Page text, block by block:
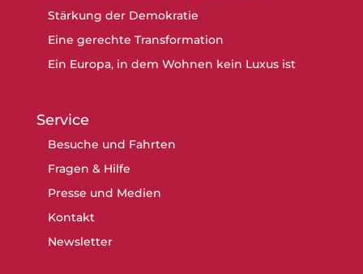
Stärkung der Demokratie
Eine gerechte Transformation
Ein Europa, in dem Wohnen kein Luxus ist
Service
Besuche und Fahrten
Fragen & Hilfe
Presse und Medien
Kontakt
Newsletter